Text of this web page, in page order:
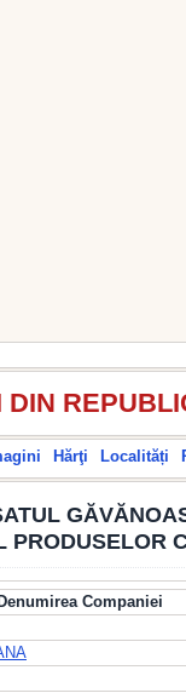
DIN
Hărţi Localități
Denumirea Companiei